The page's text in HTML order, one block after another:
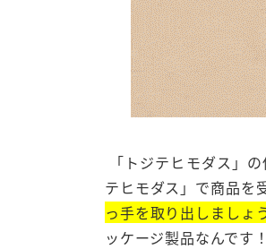
「トジテヒモダス」
テヒモダス」で商品を
っ手を取り出しましょ
ッケージ製品なんです！